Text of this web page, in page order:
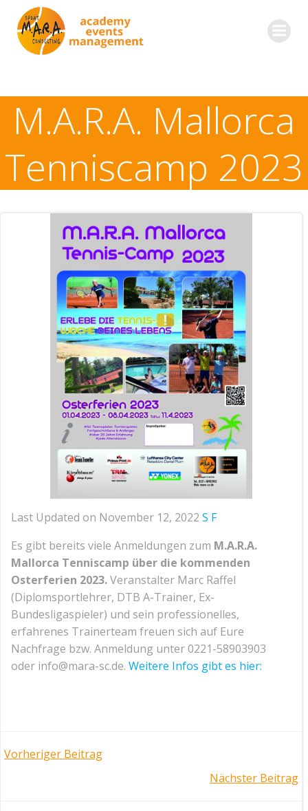
M.A.R.A. Mallorca
Tenniscamp 2023
Last Updated on November 12, 2022 S F
Es gibt bereits viele Anmeldungen zum M.A.R.A.
Mallorca Tenniscamp über die kommenden
Osterferien 2023.Veranstalter Marc Raffel
(Diplomsportlehrer, DTB A-Trainer, Ex-
Bundesligaspieler) und sein professionelles,
erfahrenes Trainerteam freuen sich auf Eure
Nachfrage bzw. Anmeldung unter 0221-58903903
oder info@mara-sc.de. Weitere Infos gibt es hier:
Post
Vorheriger Beitrag
Nächster Beitrag